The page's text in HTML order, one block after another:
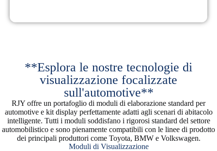
**Esplora le nostre tecnologie di
visualizzazione focalizzate
sull'automotive**
RJY offre un portafoglio di moduli di elaborazione standard per
automotive e kit display perfettamente adatti agli scenari di abitacolo
intelligente. Tutti i moduli soddisfano i rigorosi standard del settore
automobilistico e sono pienamente compatibili con le linee di prodotto
dei principali produttori come Toyota, BMW e Volkswagen.
Moduli di Visualizzazione